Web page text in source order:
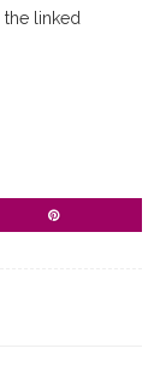
linked